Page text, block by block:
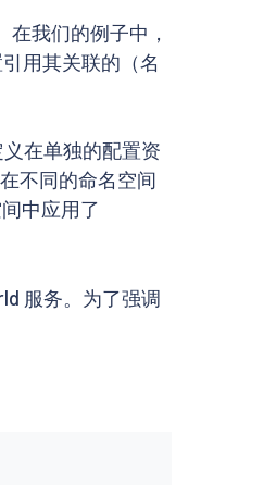
我们的例子中，
用其关联的（名
在单独的配置资
不同的命名空间
中应用了
服务。为了强调